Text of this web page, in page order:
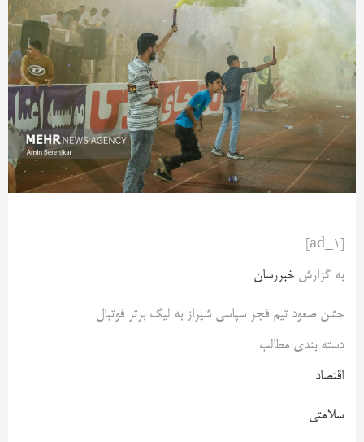
به گزارش خبررسان
جشن صعود تیم فجر سپاسی شیراز به لیگ برتر فوتبال
دسته بندی مطالب
اقتصاد
سلامتی